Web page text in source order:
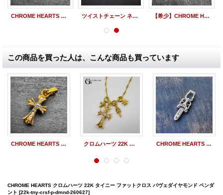
CHROME HEARTS クロムハーツ 22K ベビーファットクロス パヴェダイヤモンド チャーム ツイストチェーン ネックレス YG ゴールド 16inch〜24inch（約40cm〜60cm） 【希少】CHROME HEARTS クロムハーツ 22K スタック CHクロス チャーム #A | 260608
この商品を買った人は、こんな商品も買っています
CHROME HEARTS クロムハーツ 22K ベビーファットクロス パヴェダイヤモンド チャーム クロムハーツ 22K ファットクロス フルセット 原本付 CHROME HEARTS クロムハーツ ダガー ペンダント パヴェ ダイヤモンド
CHROME HEARTS クロムハーツ 22K タイニー ファットクロス パヴェダイヤモンド ペンダ
ント [22k-tny-crsf-p-dmnd-260627]